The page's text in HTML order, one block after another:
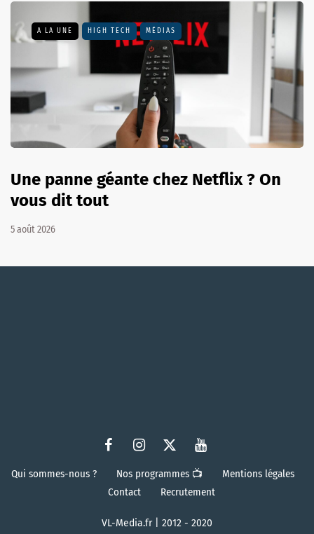
A LA UNE HIGH TECH MÉDIAS
Une panne géante chez Netflix ? On
vous dit tout
5 août 2026
Qui sommes-nous ? Nos programmes 📺
Mentions légales
Contact
Recrutement
VL-Media.fr | 2012 - 2020